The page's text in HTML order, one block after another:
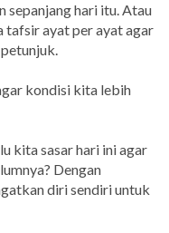
sepanjang hari itu. Atau
tafsir ayat per ayat agar
kondisi kita lebih
kita sasar hari ini agar
Dengan
diri sendiri untuk